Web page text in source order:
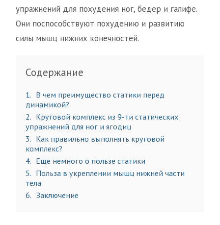
упражнений для похудения ног, бедер и галифе.
Они поспособствуют похудению и развитию
силы мышц нижних конечностей.
Содержание
1
В чем преимущество статики перед
динамикой?
2
Круговой комплекс из 9-ти статических
упражнений для ног и ягодиц
3
Как правильно выполнять круговой
комплекс?
4
Еще немного о пользе статики
5
Польза в укреплении мышц нижней части
тела
6
Заключение